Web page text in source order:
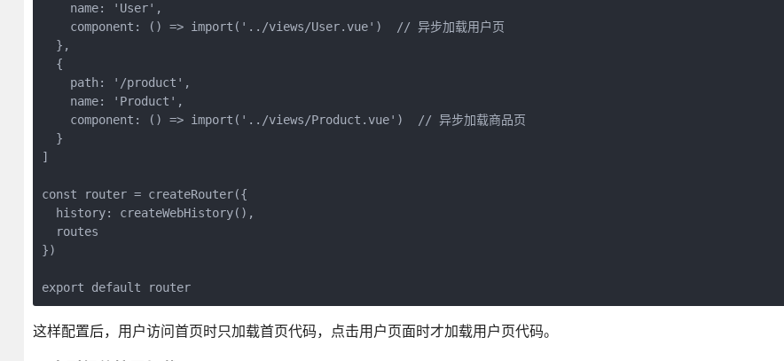
    name: 'User',
    component: () => import('../views/User.vue')  // 异步加载用户页
  },
  {
    path: '/product',
    name: 'Product',
    component: () => import('../views/Product.vue')  // 异步加载商品页
  }
]
const router = createRouter({
  history: createWebHistory(),
  routes
})
export default router
这样配置后，用户访问首页时只加载首页代码，点击用户页面时才加载用户页代码。